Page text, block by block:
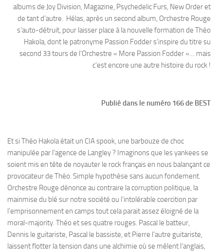
albums de Joy Division, Magazine, Psychedelic Furs, New Order et
de tant d’autre. Hélas, après un second album, Orchestre Rouge
s’auto-détruit, pour laisser place à la nouvelle formation de Théo
Hakola, dont le patronyme Passion Fodder s’inspire du titre su
second 33 tours de l‘Orchestre « More Passion Fodder »… mais
c’est encore une autre histoire du rock !
Publié dans le numéro 166 de BEST
Et si Théo Hakola était un CIA spook, une barbouze de choc
manipulée par l’agence de Langley ? Imaginons que les yankees se
soient mis en tête de noyauter le rock français en nous balançant ce
provocateur de Théo. Simple hypothèse sans aucun fondement.
Orchestre Rouge dénonce au contraire la corruption politique, la
mainmise du blé sur notre société ou l’intolérable coercition par
l’emprisonnement en camps tout cela parait assez éloigné de la
moral-majority. Théo et ses quatre rouges. Pascal le batteur,
Dennis le guitariste, Pascal le bassiste, et Pierre l’autre guitariste,
laissent flotter la tension dans une alchimie où se mêlent l’anglais,